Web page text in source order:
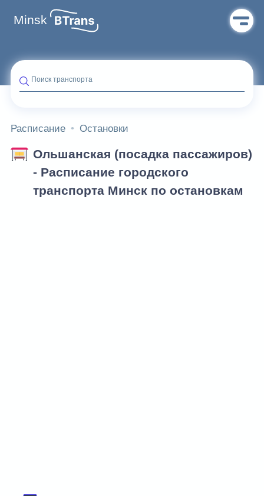
Minsk
Поиск транспорта
Расписание Остановки
Ольшанская (посадка пассажиров)
- Расписание городского
транспорта Минск по остановкам